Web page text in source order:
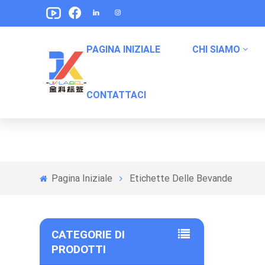
PAGINA INIZIALE CHI SIAMO
CONTATTACI
Pagina Iniziale Etichette Delle Bevande
CATEGORIE DI
PRODOTTI